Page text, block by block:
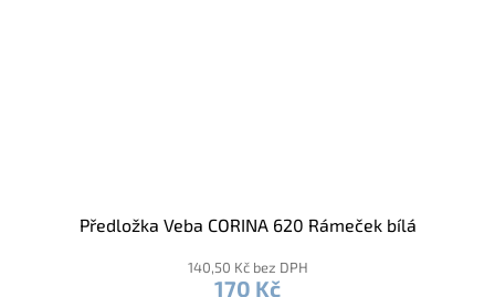
Předložka Veba CORINA 620 Rámeček bílá
140,50 Kč bez DPH
170 Kč